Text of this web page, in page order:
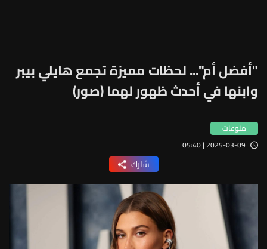
"أفضل أم"... لحظات مميزة تجمع هايلي بيبر
وابنها في أحدث ظهور لهما (صور)
منوعات
2025-03-09 | 05:40
شارك